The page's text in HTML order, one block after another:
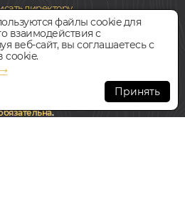
директору
свободная парковка
2011-2026. Все права
прямая ссылка на сайт
.
файлы cookie для
взаимодействия с
веб-сайт, вы соглашаетесь с
cookie.
Принять